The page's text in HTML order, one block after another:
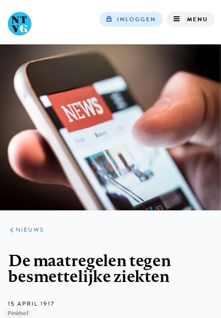
INLOGGEN MENU
ARTIKELEN
HET
KORT
NIEUWS
De maatregelen tegen
besmettelijke ziekten
15 APRIL 1917
Pinkhof